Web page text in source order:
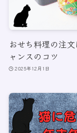
おせち料理の注
ャンスのコツ
2025年12月1日